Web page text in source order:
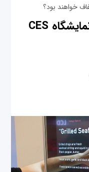
تلویزیون شفاف ال‌جی در نمایشگاه CES